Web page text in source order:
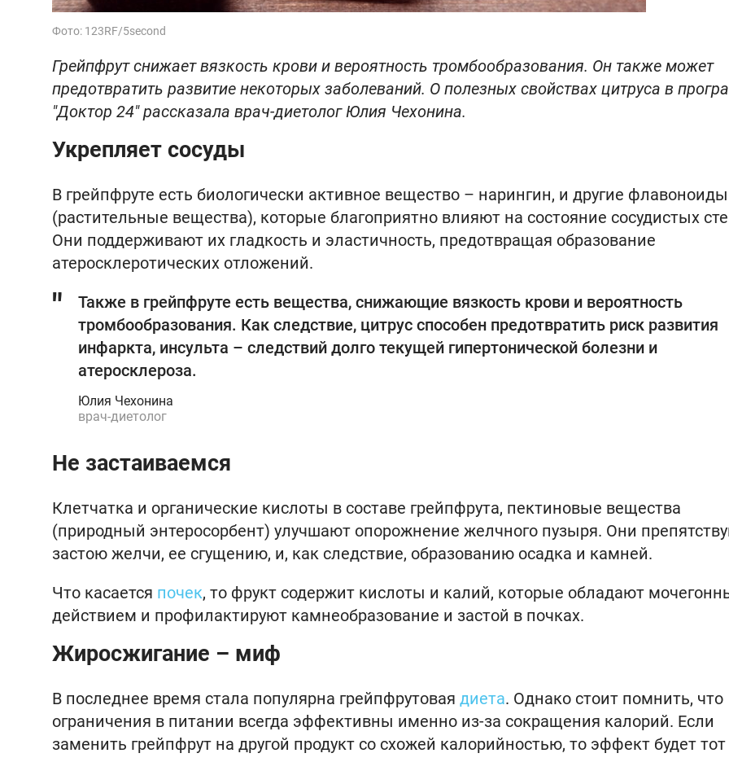
Фото: 123RF/5second
Грейпфрут снижает вязкость крови и вероятность тромбообразования. Он также может
предотвратить развитие некоторых заболеваний. О полезных свойствах цитруса в
"Доктор 24" рассказала врач-диетолог Юлия Чехонина.
Укрепляет сосуды
В грейпфруте есть биологически активное вещество – нарингин, и другие флавоноиды
(растительные вещества), которые благоприятно влияют на состояние сосудистых
Они поддерживают их гладкость и эластичность, предотвращая образование
атеросклеротических отложений.
Также в грейпфруте есть вещества, снижающие вязкость крови и вероятность
тромбообразования. Как следствие, цитрус способен предотвратить риск развития
инфаркта, инсульта – следствий долго текущей гипертонической болезни и
атеросклероза.
Юлия Чехонина
врач-диетолог
Не застаиваемся
Клетчатка и органические кислоты в составе грейпфрута, пектиновые вещества
(природный энтеросорбент) улучшают опорожнение желчного пузыря. Они
застою желчи, ее сгущению, и, как следствие, образованию осадка и камней.
Что касается почек, то фрукт содержит кислоты и калий, которые обладают
действием и профилактируют камнеобразование и застой в почках.
Жиросжигание – миф
В последнее время стала популярна грейпфрутовая диета. Однако стоит помнить, что
ограничения в питании всегда эффективны именно из-за сокращения калорий. Если
заменить грейпфрут на другой продукт со схожей калорийностью, то эффект будет